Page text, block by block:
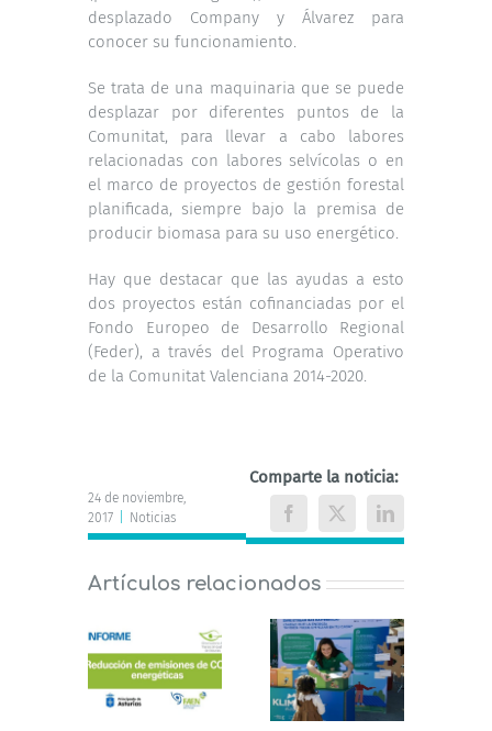
desplazado Company y Álvarez para
conocer su funcionamiento.
Se trata de una maquinaria que se puede
desplazar por diferentes puntos de la
Comunitat, para llevar a cabo labores
relacionadas con labores selvícolas o en
el marco de proyectos de gestión forestal
planificada, siempre bajo la premisa de
producir biomasa para su uso energético.
Hay que destacar que las ayudas a esto
dos proyectos están cofinanciadas por el
Fondo Europeo de Desarrollo Regional
(Feder), a través del Programa Operativo
de la Comunitat Valenciana 2014-2020.
24 de noviembre,
2017
Noticias
Comparte la noticia:
Facebook
X LinkedIn
Artículos relacionados